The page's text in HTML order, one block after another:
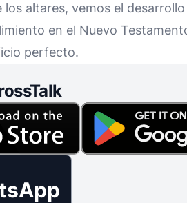
los altares, vemos el
en el Nuevo
perfecto.